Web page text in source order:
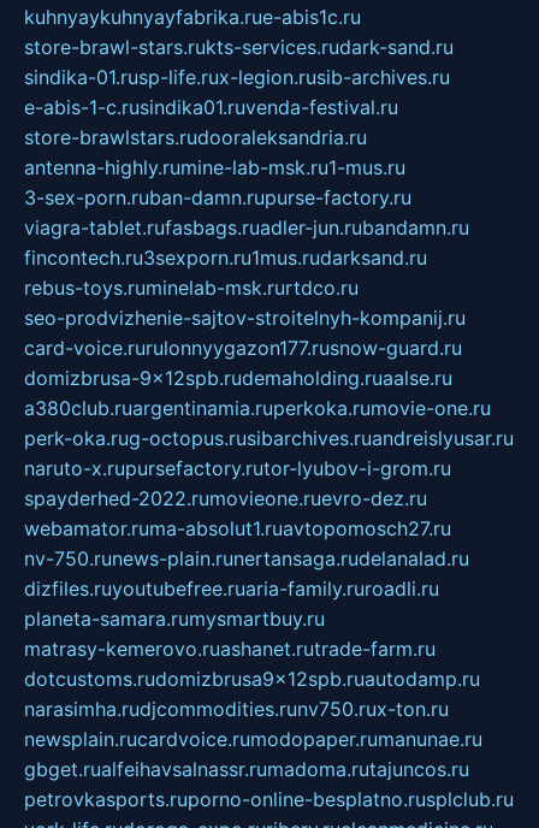
kuhnyaykuhnyayfabrika.rue-abis1c.ru
store-brawl-stars.rukts-services.rudark-sand.ru
sindika-01.rusp-life.rux-legion.rusib-archives.ru
e-abis-1-c.rusindika01.ruvenda-festival.ru
store-brawlstars.rudooraleksandria.ru
antenna-highly.rumine-lab-msk.ru1-mus.ru
3-sex-porn.ruban-damn.rupurse-factory.ru
viagra-tablet.rufasbags.ruadler-jun.rubandamn.ru
fincontech.ru3sexporn.ru1mus.rudarksand.ru
rebus-toys.ruminelab-msk.rurtdco.ru
seo-prodvizhenie-sajtov-stroitelnyh-kompanij.ru
card-voice.rurulonnyygazon177.rusnow-guard.ru
domizbrusa-9x12spb.rudemaholding.ruaalse.ru
a380club.ruargentinamia.ruperkoka.rumovie-one.ru
perk-oka.rug-octopus.rusibarchives.ruandreislyusar.ru
naruto-x.rupursefactory.rutor-lyubov-i-grom.ru
spayderhed-2022.rumovieone.ruevro-dez.ru
webamator.ruma-absolut1.ruavtopomosch27.ru
nv-750.runews-plain.runertansaga.rudelanalad.ru
dizfiles.ruyoutubefree.ruaria-family.ruroadli.ru
planeta-samara.rumysmartbuy.ru
matrasy-kemerovo.ruashanet.rutrade-farm.ru
dotcustoms.rudomizbrusa9x12spb.ruautodamp.ru
narasimha.rudjcommodities.runv750.rux-ton.ru
newsplain.rucardvoice.rumodopaper.rumanunae.ru
gbget.rualfeihavsalnassr.rumadoma.rutajuncos.ru
petrovkasports.ruporno-online-besplatno.rusplclub.ru